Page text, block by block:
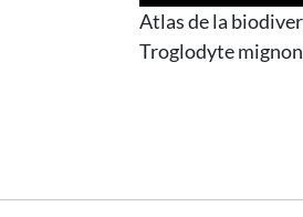
Atlas de la
Troglodyte mignon